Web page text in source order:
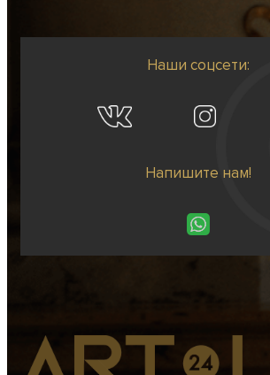
Наши соцсети:
Напишите нам!